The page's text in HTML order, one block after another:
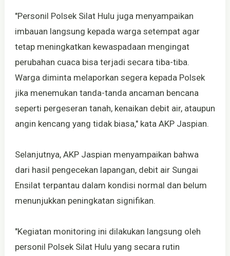
"Personil Polsek Silat Hulu juga menyampaikan
imbauan langsung kepada warga setempat agar
tetap meningkatkan kewaspadaan mengingat
perubahan cuaca bisa terjadi secara tiba-tiba.
Warga diminta melaporkan segera kepada Polsek
jika menemukan tanda-tanda ancaman bencana
seperti pergeseran tanah, kenaikan debit air, ataupun
angin kencang yang tidak biasa," kata AKP Jaspian.
Selanjutnya, AKP Jaspian menyampaikan bahwa
dari hasil pengecekan lapangan, debit air Sungai
Ensilat terpantau dalam kondisi normal dan belum
menunjukkan peningkatan signifikan.
"Kegiatan monitoring ini dilakukan langsung oleh
personil Polsek Silat Hulu yang secara rutin